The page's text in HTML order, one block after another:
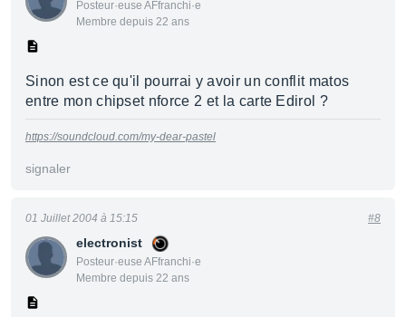
Posteur·euse AFfranchi·e
Membre depuis 22 ans
Sinon est ce qu'il pourrai y avoir un conflit matos
entre mon chipset nforce 2 et la carte Edirol ?
https://soundcloud.com/my-dear-pastel
signaler
electronist
Posteur·euse AFfranchi·e
Membre depuis 22 ans
01 Juillet 2004 à 15:15 #8